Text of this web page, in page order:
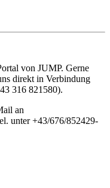
von JUMP. Gerne
direkt in Verbindung
316 821580).
an
unter +43/676/852429-